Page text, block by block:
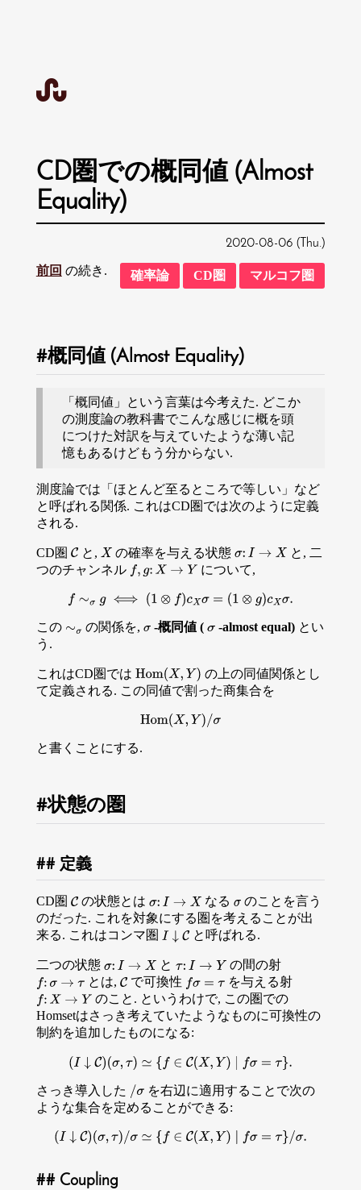
CD圏での概同値 (Almost
Equality)
2020-08-06 (Thu.)
確率論 CD圏 マルコフ圏
前回 の続き.
概同値 (Almost Equality)
「概同値」という言葉は今考えた. どこか
の測度論の教科書でこんな感じに概を頭
につけた対訳を与えていたような薄い記
憶もあるけどもう分からない.
測度論では「ほとんど至るところで等しい」など
と呼ばれる関係. これはCD圏では次のように定義
される.
CD圏 Cと, Xの確率を与える状態 σ:I→X
と, 二
つのチャンネル f,g :X→ Y について,
f∼ σg⟺ (1⊗f) cXσ=(1⊗ g)c Xσ.
この ∼σ の関係を, σ -概同値 (σ-almost equal)とい
う.
これはCD圏では Hom(X,Y)
の上の同値関係とし
て定義される. この同値で割った商集合を
Hom(X, Y)/σ
と書くことにする.
状態の圏
定義
CD圏 Cの状態とは σ:I→X なる σ のことを言う
のだった. これを対象にする圏を考えることが出
来る. これはコンマ圏 I↓ C と呼ばれる.
二つの状態 σ:I→X とτ:I →Y
の間の射
f:σ→τ とは,Cで可換性 fσ= τ
を与える射
f:X→Y
のこと. というわけで, この圏での
Homsetはさっき考えていたようなものに可換性の
制約を追加したものになる:
(I↓C )(σ τ)≃ {f ∈ C(X,Y)∣f =τ}
さっき導入した /σ を右辺に適用することで次の
ような集合を定めることができる:
(I↓C)(σ,τ) /σ≃ {f ∈ C(X,Y)∣f =τ} σ.
Coupling